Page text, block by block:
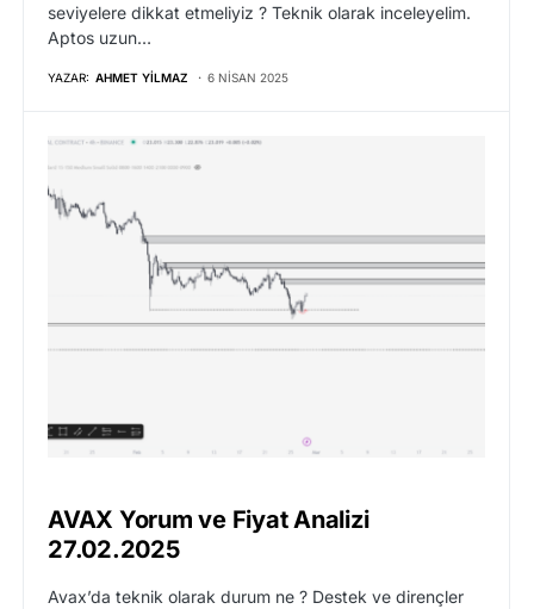
seviyelere dikkat etmeliyiz ? Teknik olarak inceleyelim.
Aptos uzun…
YAZAR: AHMET YILMAZ 6 NISAN 2025
AVAX Yorum ve Fiyat Analizi
27.02.2025
Avax’da teknik olarak durum ne ? Destek ve dirençler